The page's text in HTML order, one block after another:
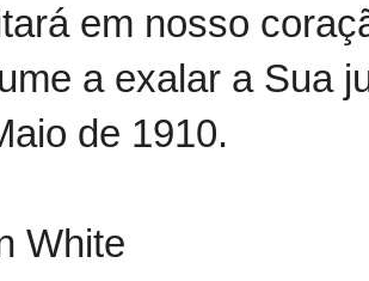
em nosso
a exalar a Sua
de 1910.
White